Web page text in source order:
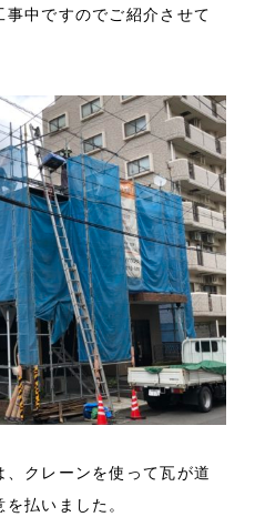
中ですのでご紹介させて
クレーンを使って瓦が道
払いました。